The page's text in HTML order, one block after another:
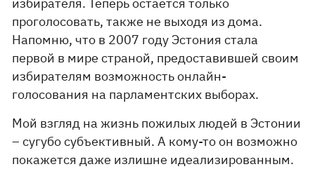
избирателя. Теперь остается только
проголосовать, также не выходя из дома.
Напомню, что в 2007 году Эстония стала
первой в мире страной, предоставившей своим
избирателям возможность онлайн-
голосования на парламентских выборах.
Мой взгляд на жизнь пожилых людей в Эстонии
– сугубо субъективный. А кому-то он возможно
покажется даже излишне идеализированным.